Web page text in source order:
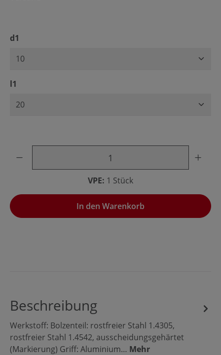
d1
l1
VPE: 1 Stück
In den Warenkorb
Beschreibung
Werkstoff: Bolzenteil: rostfreier Stahl 1.4305,
rostfreier Stahl 1.4542, ausscheidungsgehärtet
(Markierung) Griff: Aluminium… Mehr